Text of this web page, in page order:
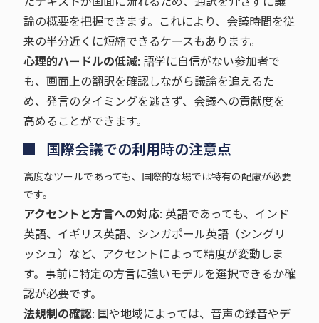
論の概要を把握できます。これにより、会議時間を従
来の半分近くに短縮できるケースもあります。
心理的ハードルの低減: 語学に自信がない参加者で
も、画面上の翻訳を確認しながら議論を追えるた
め、発言のタイミングを逃さず、会議への貢献度を
高めることができます。
国際会議での利用時の注意点
高度なツールであっても、国際的な場では特有の配慮が必要
です。
アクセントと方言への対応: 英語であっても、インド
英語、イギリス英語、シンガポール英語（シングリ
ッシュ）など、アクセントによって精度が変動しま
す。事前に特定の方言に強いモデルを選択できるか確
認が必要です。
法規制の確認: 国や地域によっては、音声の録音やデ